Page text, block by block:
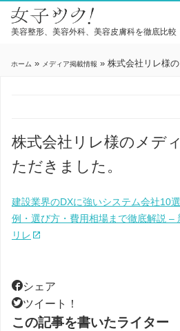
美容整形、美容外科、美容皮膚科を徹底比較
ホーム » メディア掲載情報 » 株式会社リレ様
株式会社リレ様のメデ
ただきました。
建設業界のDXに強いシステム会社10
例・選び方・費用相場まで徹底解説 –
リレ
シェア
ツイート！
この記事を書いたライター